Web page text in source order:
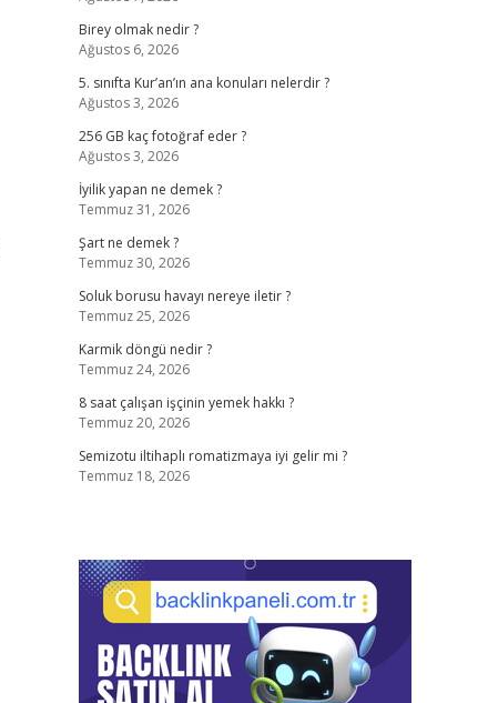
Birey olmak nedir ?
Ağustos 6, 2026
5. sınıfta Kur’an’ın ana konuları nelerdir ?
Ağustos 3, 2026
256 GB kaç fotoğraf eder ?
Ağustos 3, 2026
İyilik yapan ne demek ?
Temmuz 31, 2026
Şart ne demek ?
Temmuz 30, 2026
Soluk borusu havayı nereye iletir ?
Temmuz 25, 2026
Karmik döngü nedir ?
Temmuz 24, 2026
8 saat çalışan işçinin yemek hakkı ?
Temmuz 20, 2026
Semizotu iltihaplı romatizmaya iyi gelir mi ?
Temmuz 18, 2026